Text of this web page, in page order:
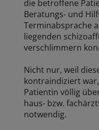
die betroffene
Beratungs- und
Terminabsprache
liegenden
verschlimmern
Nicht nur, weil
kontraindiziert
Patientin völlig
haus- bzw.
notwendig.